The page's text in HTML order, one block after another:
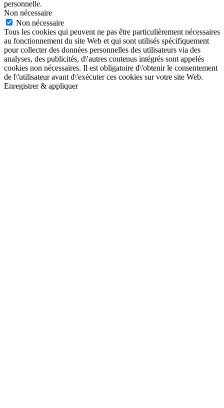
personnelle.
Non nécessaire
Non nécessaire
Tous les cookies qui peuvent ne pas être particulièrement nécessaires
au fonctionnement du site Web et qui sont utilisés spécifiquement
pour collecter des données personnelles des utilisateurs via des
analyses, des publicités, d\'autres contenus intégrés sont appelés
cookies non nécessaires. Il est obligatoire d\'obtenir le consentement
de l\'utilisateur avant d\'exécuter ces cookies sur votre site Web.
Enregistrer & appliquer